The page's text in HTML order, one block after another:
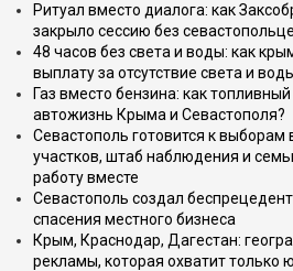
Ритуал вместо диалога: как
закрыло сессию без
48 часов без света и воды: как
выплату за отсутствие света и
Газ вместо бензина: как
автожизнь Крыма и Севастополя?
Севастополь готовится к выборам
участков, штаб наблюдения и
работу вместе
Севастополь создал
спасения местного бизнеса
Крым, Краснодар, Дагестан:
рекламы, которая охватит только